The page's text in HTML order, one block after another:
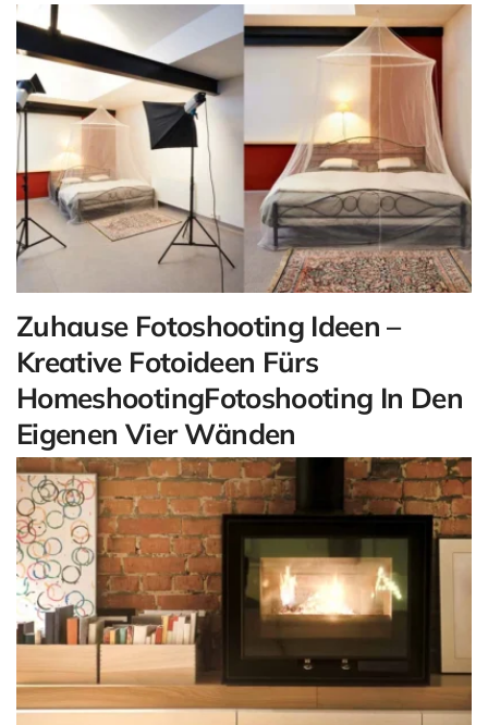
Zuhause Fotoshooting Ideen –
Kreative Fotoideen Fürs
HomeshootingFotoshooting In Den
Eigenen Vier Wänden